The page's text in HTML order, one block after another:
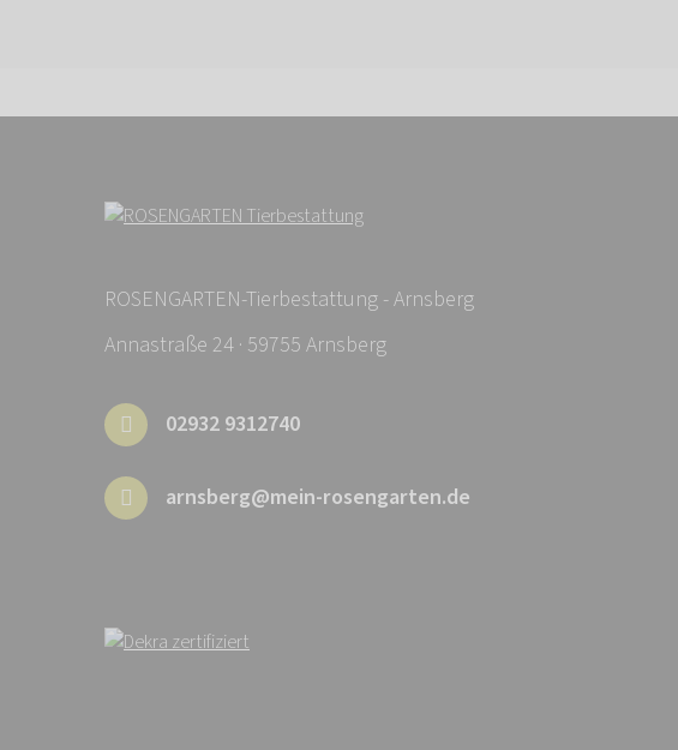
ROSENGARTEN-Tierbestattung - Arnsberg
Annastraße 24 · 59755 Arnsberg
02932 9312740
arnsberg@mein-rosengarten.de